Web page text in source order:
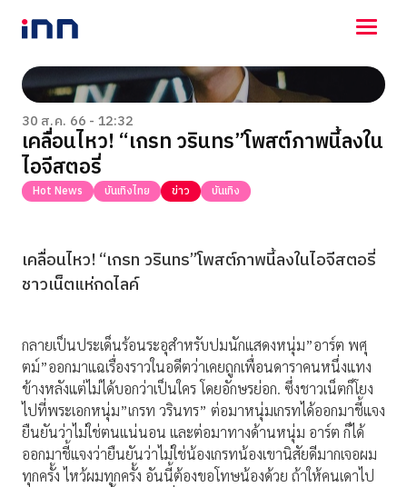
NEWS
ENTERTAINMENT
LIFESTYLE
HOROSCOPE
LOTTERY
VIDEO
30 ส.ค. 66 - 12:32
เคลื่อนไหว! “เกรท วรินทร”โพสต์ภาพนี้ลงใน
ไอจีสตอรี่
Hot News บันเทิงไทย ข่าว บันเทิง
เคลื่อนไหว! “เกรท วรินทร”โพสต์ภาพนี้ลงในไอจีสตอรี่
ชาวเน็ตแห่กดไลค์
กลายเป็นประเด็นร้อนระอุสำหรับปมนักแสดงหนุ่ม”อาร์ต พศุ
ตม์”ออกมาแฉเรื่องราวในอดีตว่าเคยถูกเพื่อนดาราคนหนึ่งแทง
ข้างหลังแต่ไม่ได้บอกว่าเป็นใคร โดยอักษรย่อก. ซึ่งชาวเน็ตก็โยง
ไปที่พระเอกหนุ่ม”เกรท วรินทร” ต่อมาหนุ่มเกรทได้ออกมาชี้แจง
ยืนยันว่าไม่ใช่ตนแน่นอน และต่อมาทางด้านหนุ่ม อาร์ต ก็ได้
ออกมาชี้แจงว่ายืนยันว่าไม่ใช่น้องเกรทน้องเขานิสัยดีมากเจอผม
ทุกครั้ง ไหว้ผมทุกครั้ง อันนี้ต้องขอโทษน้องด้วย ถ้าให้คนเดาไป